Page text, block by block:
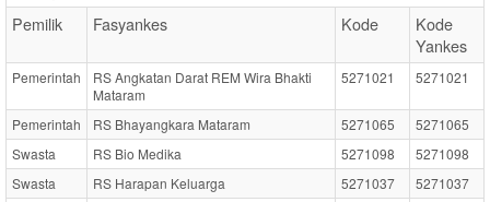
Pemilik Fasyankes Kode
Kode
Yankes
Pemerintah
RS Angkatan Darat REM Wira Bhakti
Mataram
5271021 5271021
Pemerintah RS Bhayangkara Mataram 5271065
5271065
Swasta
RS Bio Medika 5271098
5271098
Swasta
RS Harapan Keluarga 5271037
5271037